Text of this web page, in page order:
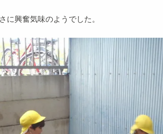
に興奮気味のようでした。